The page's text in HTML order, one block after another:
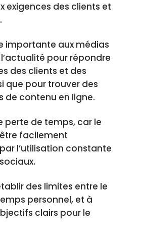
exigences des clients et
importante aux médias
pour répondre
des clients et des
que pour trouver des
de contenu en ligne.
perte de temps, car le
facilement
l’utilisation constante
des limites entre le
personnel, et à
clairs pour le